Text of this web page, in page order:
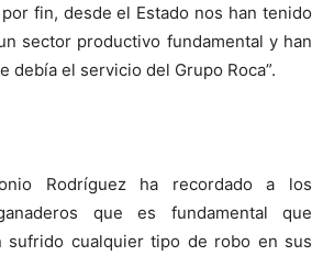
fin, desde el Estado nos han tenido
sector productivo fundamental y han
debía el servicio del Grupo Roca”.
Rodríguez ha recordado a los
que es fundamental que
sufrido cualquier tipo de robo en sus